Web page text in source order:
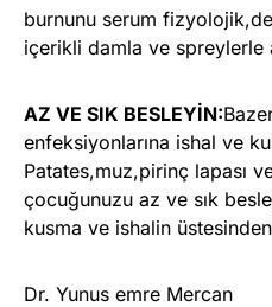
burnunu serum
içerikli damla ve spreylerle
AZ VE SIK BESLEYİN:
enfeksiyonlarına ishal ve
Patates,muz,pirinç lapası
çocuğunuzu az ve sık
kusma ve ishalin
Dr. Yunus emre Mercan